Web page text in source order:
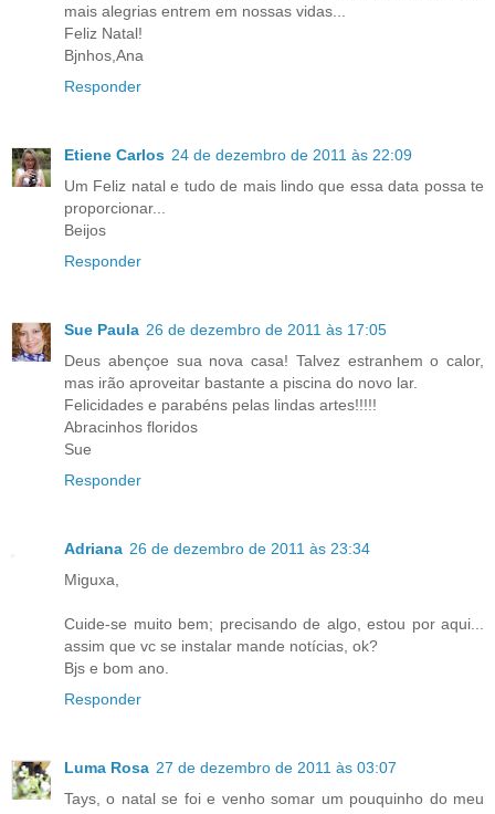
mais alegrias entrem em nossas vidas...
Feliz Natal!
Bjnhos,Ana
Responder
Etiene Carlos 24 de dezembro de 2011 às 22:09
Um Feliz natal e tudo de mais lindo que essa data possa te
proporcionar...
Beijos
Responder
Sue Paula 26 de dezembro de 2011 às 17:05
Deus abençoe sua nova casa! Talvez estranhem o calor,
mas irão aproveitar bastante a piscina do novo lar.
Felicidades e parabéns pelas lindas artes!!!!!
Abracinhos floridos
Sue
Responder
Adriana 26 de dezembro de 2011 às 23:34
Miguxa,
Cuide-se muito bem; precisando de algo, estou por aqui...
assim que vc se instalar mande notícias, ok?
Bjs e bom ano.
Responder
Luma Rosa 27 de dezembro de 2011 às 03:07
Tays, o natal se foi e venho somar um pouquinho do meu